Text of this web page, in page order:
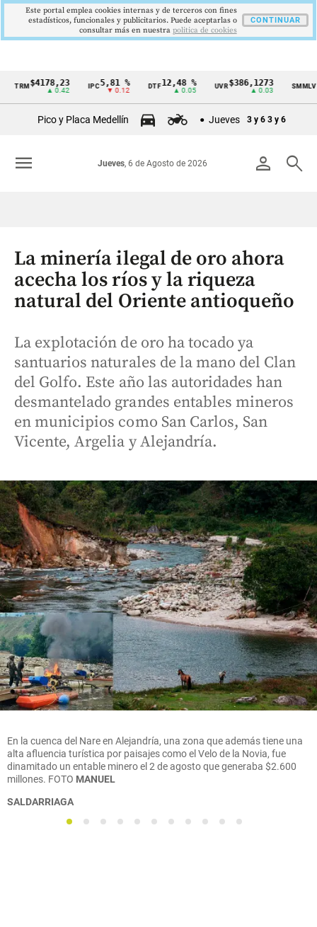
Cintillo
Colombia
$4178,23
▲ 0.42
IPC5,81 %
▼ 0.12
DTF 12,48 %
▲ 0.05
UVR $386,1273
▲ 0.03
SMMLV
Pico y Placa Medellín Jueves 3 y 6 3 y 6
person search
Jueves, 6 de Agosto de 2026
menu
La minería ilegal de oro ahora
acecha los ríos y la riqueza
natural del Oriente antioqueño
La explotación de oro ha tocado ya
santuarios naturales de la mano del Clan
del Golfo. Este año las autoridades han
desmantelado grandes entables mineros
en municipios como San Carlos, San
Vicente, Argelia y Alejandría.
En la cuenca del Nare en Alejandría, una zona que además tiene una
alta afluencia turística por paisajes como el Velo de la Novia, fue
dinamitado un entable minero el 2 de agosto que generaba $2.600
millones. FOTO MANUEL
SALDARRIAGA
1 2 3 4 5 6 7 8 9 10 11
Este portal emplea cookies internas y de terceros con fines
estadísticos, funcionales y publicitarios. Puede aceptarlas o
consultar más en nuestra politica de cookies
CONTINUAR